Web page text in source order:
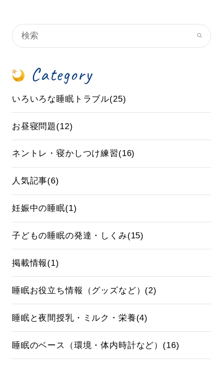
Category
いろいろな睡眠トラブル(25)
お昼寝問題(12)
ネントレ・寝かしつけ練習(16)
人気記事(6)
妊娠中の睡眠(1)
子どもの睡眠の発達・しくみ(15)
掲載情報(1)
睡眠お役立ち情報（グッズなど）(2)
睡眠と夜間授乳・ミルク・栄養(4)
睡眠のベース（環境・体内時計など）(16)